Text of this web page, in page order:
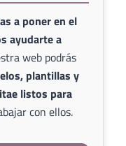
a poner en el
ayudarte a
web podrás
plantillas y
listos para
con ellos.